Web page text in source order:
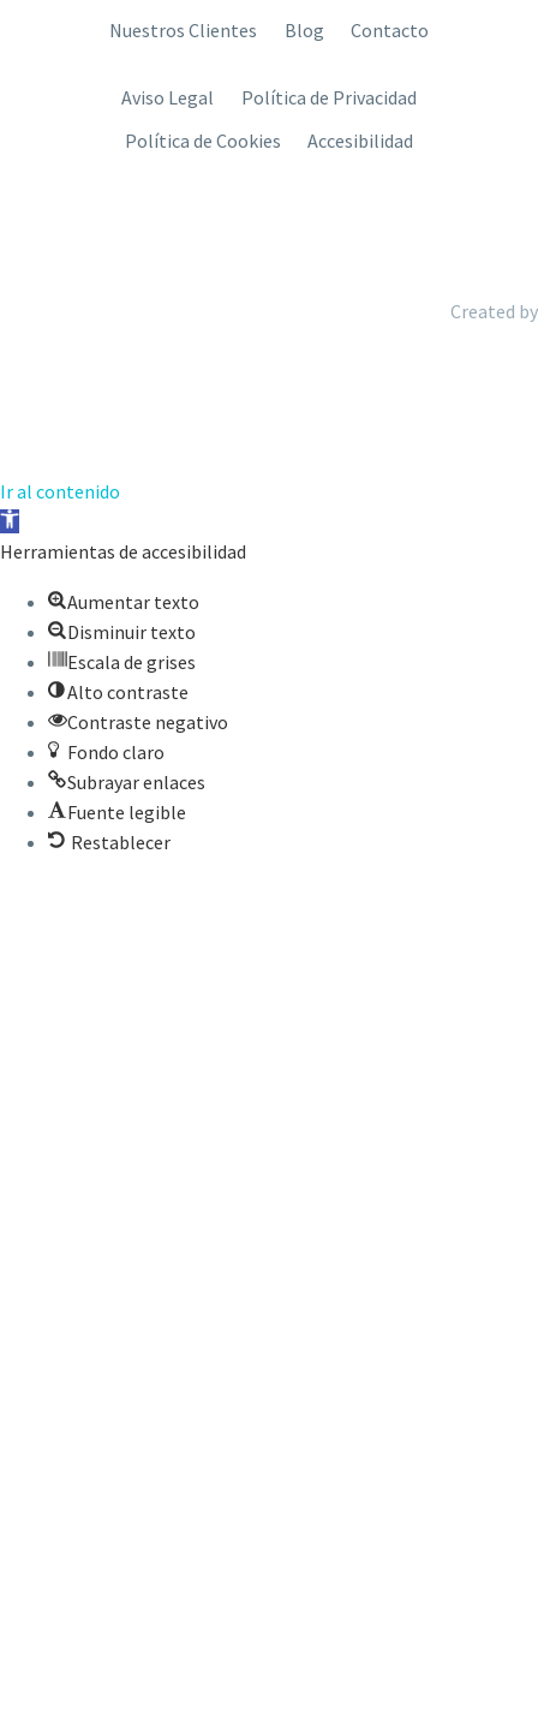
Nuestros Clientes
Blog Contacto
Aviso Legal
Política de Privacidad
Política de Cookies
Accesibilidad
Created by
Ir al contenido
Abrir
barra
herramientas
Herramientas de accesibilidad
Aumentar texto
Disminuir texto
Escala de grises
Alto contraste
Contraste negativo
Fondo claro
Subrayar enlaces
Fuente legible
Restablecer